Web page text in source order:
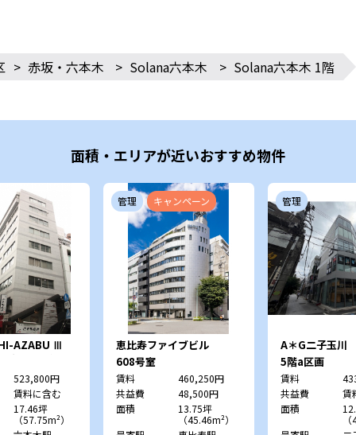
> 赤坂・六本木 > Solana六本木 > Solana六本木 1階
面積・エリアが近いおすすめ物件
AZABU Ⅲ
本木ビル）
523,800円
賃料に含む
17.46坪
（57.75m²）
管理 キャンペーン
恵比寿ファイブビル
608号室
賃料
460,250円
共益費
48,500円
面積
13.75坪
（45.46m²）
管理
A＊G二子玉川
5階a区画
賃料
共益費
賃
面積